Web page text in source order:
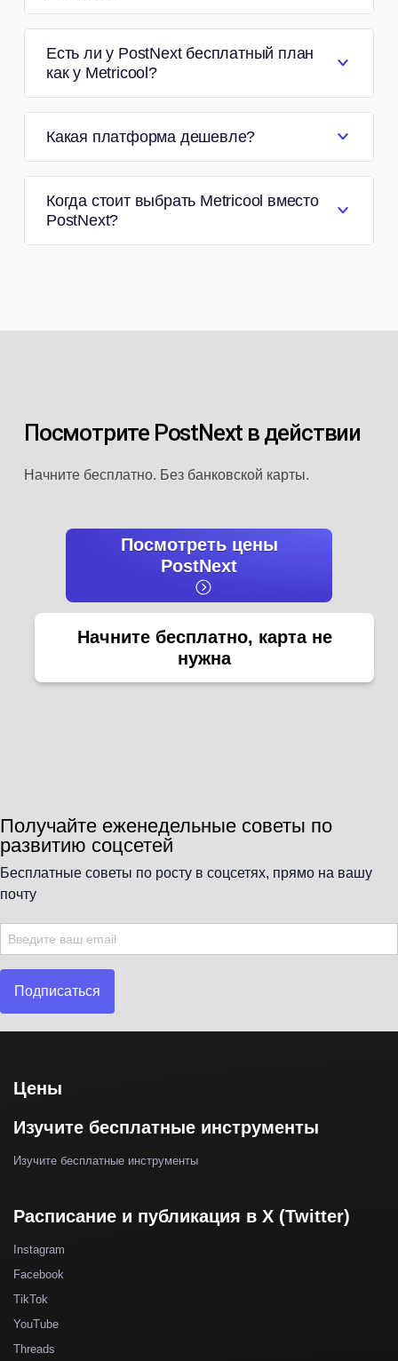
Есть ли у PostNext бесплатный план
как у Metricool?
Какая платформа дешевле?
Когда стоит выбрать Metricool вместо
PostNext?
Посмотрите PostNext в действии
Начните бесплатно. Без банковской карты.
Посмотреть цены
PostNext
Начните бесплатно, карта не
нужна
Получайте еженедельные советы по
развитию соцсетей
Бесплатные советы по росту в соцсетях, прямо на вашу
почту
Подписаться
Цены
Изучите бесплатные инструменты
Изучите бесплатные инструменты
Расписание и публикация в X (Twitter)
Instagram
Facebook
TikTok
YouTube
Threads